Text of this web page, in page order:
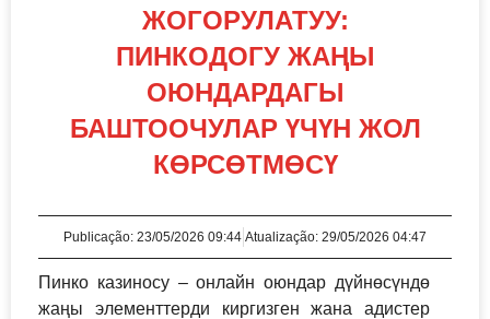
ЖОГОРУЛАТУУ:
ПИНКОДОГУ ЖАҢЫ
ОЮНДАРДАГЫ
БАШТООЧУЛАР ҮЧҮН ЖОЛ
КӨРСӨТМӨСҮ
Publicação: 23/05/2026 09:44 Atualização: 29/05/2026 04:47
Пинко казиносу – онлайн оюндар дүйнөсүндө
жаңы элементтерди киргизген жана адистер